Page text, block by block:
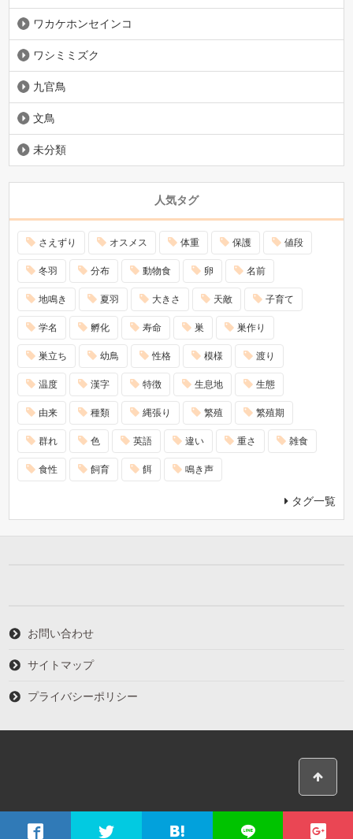
ワカケホンセインコ
ワシミミズク
九官鳥
文鳥
未分類
人気タグ
さえずり オスメス 体重 保護 値段
冬羽 分布 動物食 卵 名前
地鳴き 夏羽 大きさ 天敵 子育て
学名 孵化 寿命 巣 巣作り
巣立ち 幼鳥 性格 模様 渡り
温度 漢字 特徴 生息地 生態
由来 種類 縄張り 繁殖 繁殖期
群れ 色 英語 違い 重さ 雑食
食性 飼育 餌 鳴き声
タグ一覧
お問い合わせ
サイトマップ
プライバシーポリシー